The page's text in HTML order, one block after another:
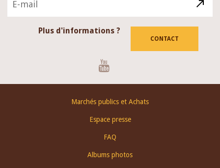
Plus d'informations ?
CONTACT
Marchés publics et Achats
Espace presse
FAQ
Albums photos